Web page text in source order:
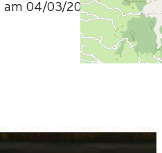
am 04/03/2021